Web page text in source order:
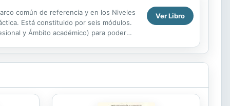
común de referencia y en los Niveles
Está constituido por seis módulos.
y Ámbito académico) para poder
Ver Libro